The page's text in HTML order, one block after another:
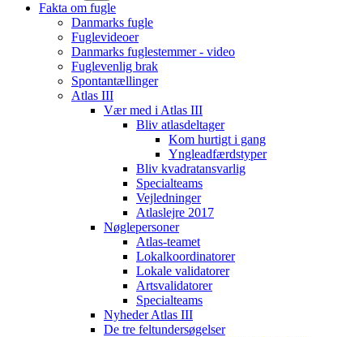
Fakta om fugle
Danmarks fugle
Fuglevideoer
Danmarks fuglestemmer - video
Fuglevenlig brak
Spontantællinger
Atlas III
Vær med i Atlas III
Bliv atlasdeltager
Kom hurtigt i gang
Yngleadfærdstyper
Bliv kvadratansvarlig
Specialteams
Vejledninger
Atlaslejre 2017
Nøglepersoner
Atlas-teamet
Lokalkoordinatorer
Lokale validatorer
Artsvalidatorer
Specialteams
Nyheder Atlas III
De tre feltundersøgelser